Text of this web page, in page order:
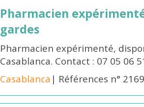
Pharmacien
gardes
Pharmacien expérimenté,
Casablanca. Contact : 07 05 06
Casablanca | Références n°